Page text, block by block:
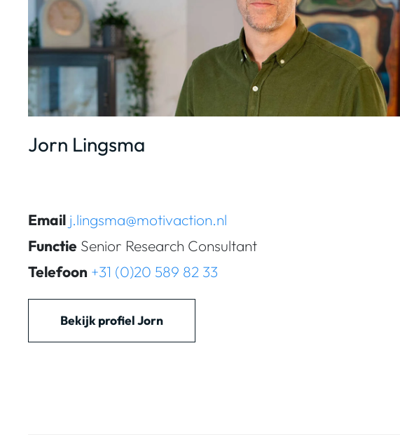
Jorn Lingsma
Email j.lingsma@motivaction.nl
Functie Senior Research Consultant
Telefoon +31 (0)20 589 82 33
Bekijk profiel Jorn